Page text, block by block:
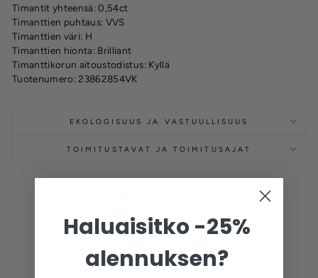
Timantit yhteensä: 0,54ct
Timanttien puhtaus: VVS
Timanttien väri: H
Timanttien hionta: Brilliant
Timanttikorun aitoustodistus: Kyllä
Tuotenumero: 23862854VK
EKOLOGISUUS JA VASTUULLISUUS
TOIMITUSTAVAT JA TOIMITUSAJAT
Pinnaa
Haluaisitko -25%
alennuksen?